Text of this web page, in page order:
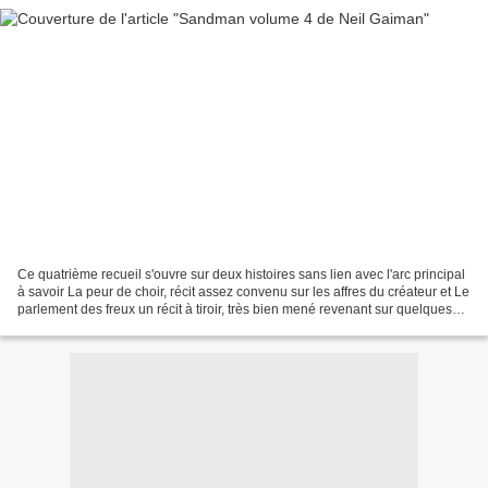
Ce quatrième recueil s'ouvre sur deux histoires sans lien avec l'arc principal
à savoir La peur de choir, récit assez convenu sur les affres du créateur et Le
parlement des freux un récit à tiroir, très bien mené revenant sur quelques